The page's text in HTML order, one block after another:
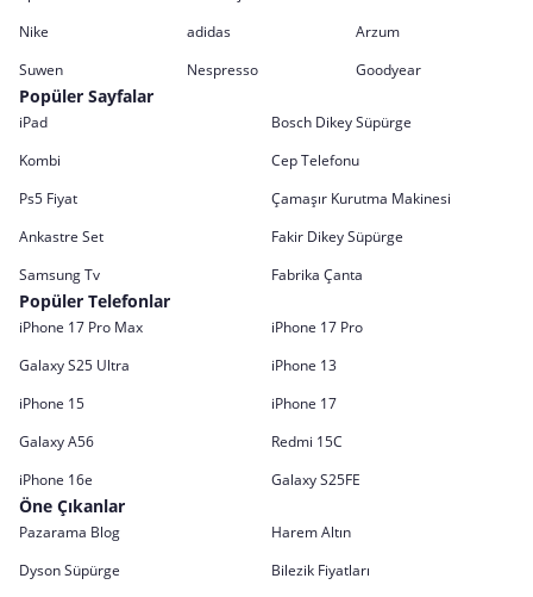
Nike
adidas
Arzum
Suwen
Nespresso Goodyear
Popüler Sayfalar
iPad
Bosch Dikey Süpürge
Kombi
Cep Telefonu
Ps5 Fiyat
Çamaşır Kurutma Makinesi
Ankastre Set
Fakir Dikey Süpürge
Samsung Tv
Fabrika Çanta
Popüler Telefonlar
iPhone 17 Pro Max
iPhone 17 Pro
Galaxy S25 Ultra
iPhone 13
iPhone 15
iPhone 17
Galaxy A56
Redmi 15C
iPhone 16e
Galaxy S25FE
Öne Çıkanlar
Pazarama Blog
Harem Altın
Dyson Süpürge
Bilezik Fiyatları